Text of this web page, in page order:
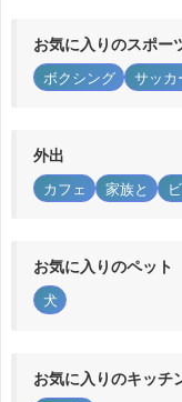
お気に入りのスポー
ボクシング サッカ
外出
カフェ 家族と
お気に入りのペット
犬
お気に入りのキッチ